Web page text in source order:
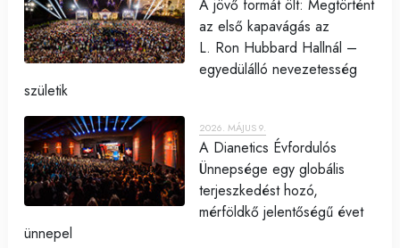
A jövő formát ölt: Megtörtént
az első kapavágás az
L. Ron Hubbard Hallnál –
egyedülálló nevezetesség
születik
2026. MÁJUS 9.
A Dianetics Évfordulós
Ünnepsége egy globális
terjeszkedést hozó,
mérföldkő jelentőségű évet
ünnepel